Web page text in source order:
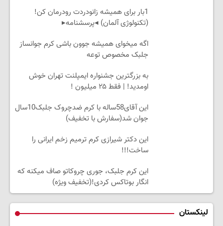
1بار برای همیشه زانودردت رودرمان کن!
(تکنولوژی آلمان) ◂پرسشنامه▸
اگه میخوای همیشه جوون باشی کرم جوانساز
جلبک مخصوص توعه
به بزرگترین جشنواره ایمپلنت تهران خوش
اومدید! | فقط ۲۵ میلیون !
این آقای58ساله با کرم ضدچروک جلبک10سال
جوان شد(سفارش با تخفیف)
این دکتر شیرازی کرم ترمیم زخم ایرانی را
ساخت!!!
این کرم جلبک، جوری چروکاتو صاف میکنه که
انگار بوتاکس کردی!(تخفیف ویژه)
لینکستان